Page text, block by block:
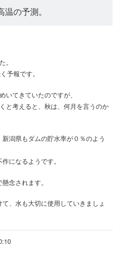
の予測。
。
予報です。
いてきていたのですが、
と考えると、秋は、何月を言うのか
潟県もダムの貯水率が０％のよう
になるようです。
念されます。
、水も大切に使用していきましょ